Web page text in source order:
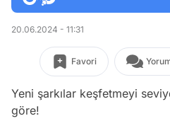
20.06.2024 - 11:31
Favori
Yeni şarkılar keşfetmeyi
göre!